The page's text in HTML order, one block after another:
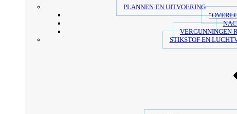
PLANNEN EN UITVOERING
VERGUNNINGEN
STIKSTOF EN